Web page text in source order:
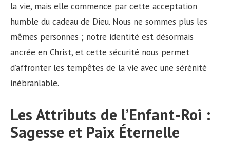
la vie, mais elle commence par cette acceptation
humble du cadeau de Dieu. Nous ne sommes plus les
mêmes personnes ; notre identité est désormais
ancrée en Christ, et cette sécurité nous permet
d’affronter les tempêtes de la vie avec une sérénité
inébranlable.
Les Attributs de l’Enfant-Roi :
Sagesse et Paix Éternelle